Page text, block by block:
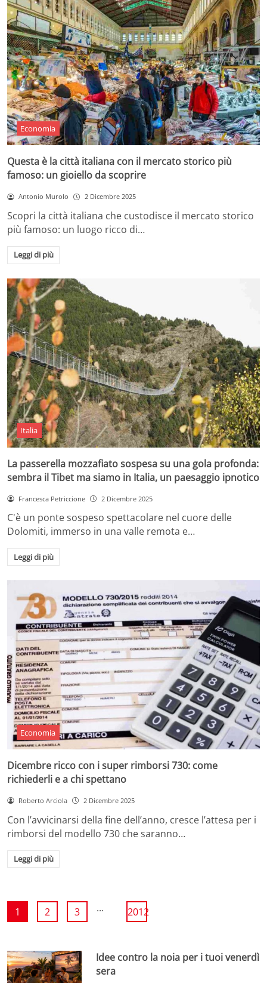
Economia
Questa è la città italiana con il mercato storico più
famoso: un gioiello da scoprire
Antonio Murolo 2 Dicembre 2025
Scopri la città italiana che custodisce il mercato storico
più famoso: un luogo ricco di…
Leggi di più
Italia
La passerella mozzafiato sospesa su una gola profonda:
sembra il Tibet ma siamo in Italia, un paesaggio ipnotico
Francesca Petriccione 2 Dicembre 2025
C'è un ponte sospeso spettacolare nel cuore delle
Dolomiti, immerso in una valle remota e…
Leggi di più
Economia
Dicembre ricco con i super rimborsi 730: come
richiederli e a chi spettano
Roberto Arciola 2 Dicembre 2025
Con l’avvicinarsi della fine dell’anno, cresce l’attesa per i
rimborsi del modello 730 che saranno…
Leggi di più
1 2 3 ... 2012
Idee contro la noia per i tuoi venerdì
sera